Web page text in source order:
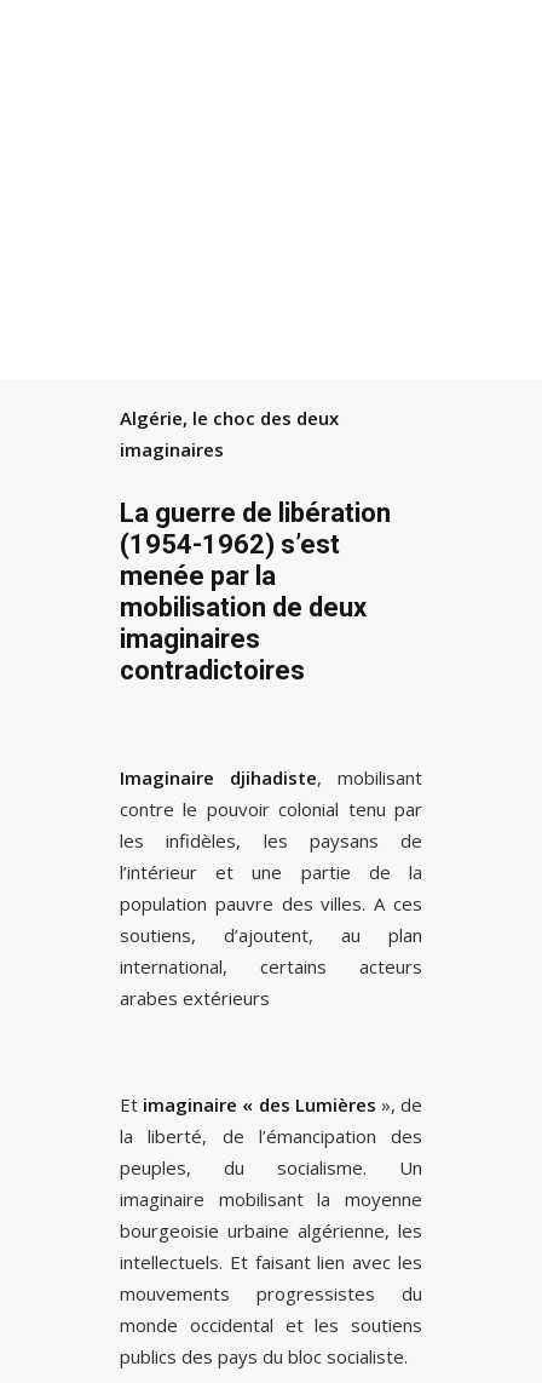
Algérie, le choc des deux
imaginaires
La guerre de libération
(1954-1962) s’est
menée par la
mobilisation de deux
imaginaires
contradictoires
Imaginaire djihadiste, mobilisant
contre le pouvoir colonial tenu par
les infidèles, les paysans de
l’intérieur et une partie de la
population pauvre des villes. A ces
soutiens, d’ajoutent, au plan
international, certains acteurs
arabes extérieurs
Et imaginaire « des Lumières », de
la liberté, de l’émancipation des
peuples, du socialisme. Un
imaginaire mobilisant la moyenne
bourgeoisie urbaine algérienne, les
intellectuels. Et faisant lien avec les
mouvements progressistes du
monde occidental et les soutiens
publics des pays du bloc socialiste.